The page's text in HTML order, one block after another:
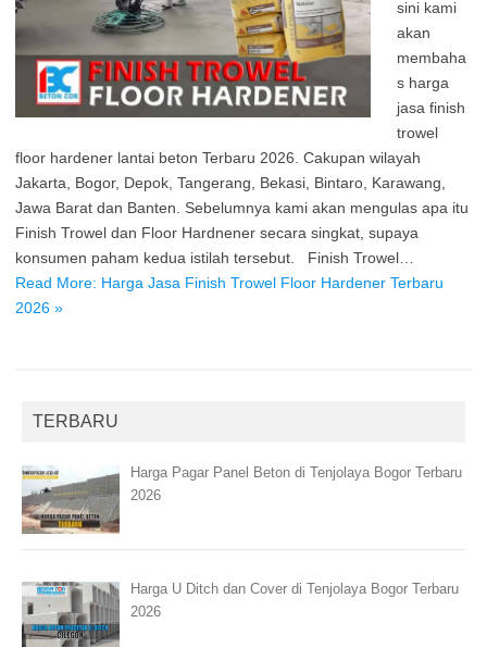
sini kami
akan
membaha
s harga
jasa finish
trowel
floor hardener lantai beton Terbaru 2026. Cakupan wilayah
Jakarta, Bogor, Depok, Tangerang, Bekasi, Bintaro, Karawang,
Jawa Barat dan Banten. Sebelumnya kami akan mengulas apa itu
Finish Trowel dan Floor Hardnener secara singkat, supaya
konsumen paham kedua istilah tersebut. Finish Trowel…
Read More: Harga Jasa Finish Trowel Floor Hardener Terbaru
2026 »
TERBARU
Harga Pagar Panel Beton di Tenjolaya Bogor Terbaru
2026
Harga U Ditch dan Cover di Tenjolaya Bogor Terbaru
2026